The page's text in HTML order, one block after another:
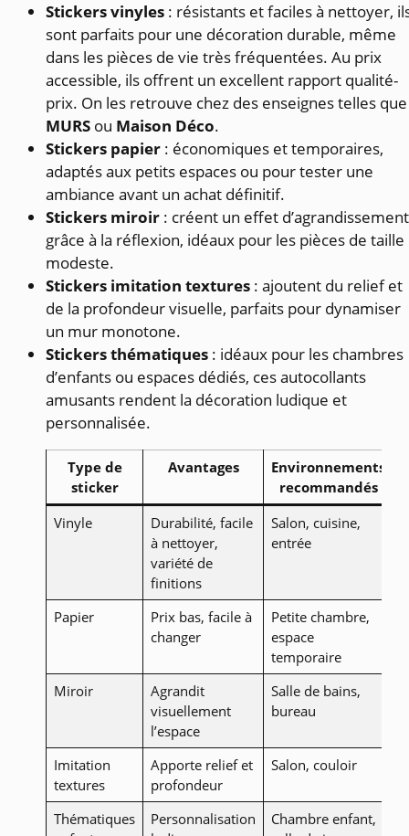
Stickers vinyles : résistants et faciles à nettoyer,
sont parfaits pour une décoration durable, même
dans les pièces de vie très fréquentées. Au prix
accessible, ils offrent un excellent rapport qualité-
prix. On les retrouve chez des enseignes telles que
MURS ou Maison Déco.
Stickers papier : économiques et temporaires,
adaptés aux petits espaces ou pour tester une
ambiance avant un achat définitif.
Stickers miroir : créent un effet d’agrandissement
grâce à la réflexion, idéaux pour les pièces de taille
modeste.
Stickers imitation textures : ajoutent du relief et
de la profondeur visuelle, parfaits pour dynamiser
un mur monotone.
Stickers thématiques : idéaux pour les chambres
d’enfants ou espaces dédiés, ces autocollants
amusants rendent la décoration ludique et
personnalisée.
Type de
sticker
Avantages
Environnements
recommandés
Vinyle
Durabilité, facile
à nettoyer,
variété de
finitions
Salon, cuisine,
entrée
Papier
Prix bas, facile à
changer
Petite chambre,
espace
temporaire
Miroir
Agrandit
visuellement
l’espace
Salle de bains,
bureau
Imitation
textures
Apporte relief et
profondeur
Salon, couloir
Thématiques
Personnalisation
Chambre enfant,